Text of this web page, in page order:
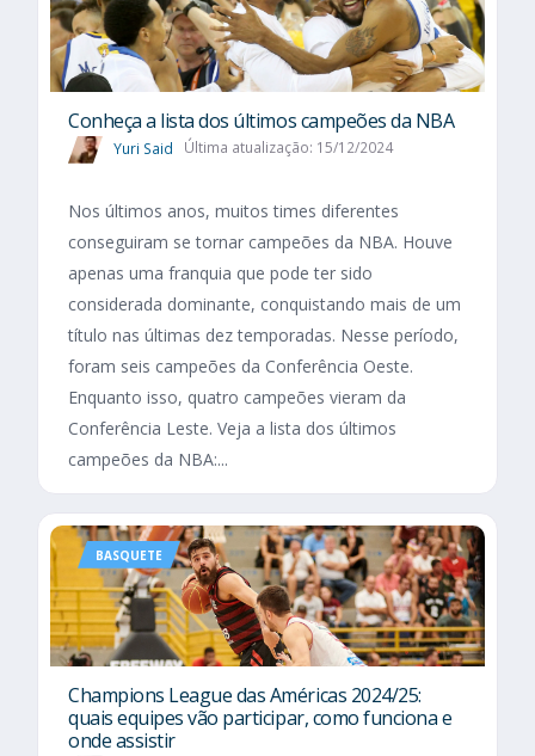
Conheça a lista dos últimos campeões da NBA
Yuri Said Última atualização: 15/12/2024
Nos últimos anos, muitos times diferentes
conseguiram se tornar campeões da NBA. Houve
apenas uma franquia que pode ter sido
considerada dominante, conquistando mais de um
título nas últimas dez temporadas. Nesse período,
foram seis campeões da Conferência Oeste.
Enquanto isso, quatro campeões vieram da
Conferência Leste. Veja a lista dos últimos
campeões da NBA:...
BASQUETE
Champions League das Américas 2024/25:
quais equipes vão participar, como funciona e
onde assistir